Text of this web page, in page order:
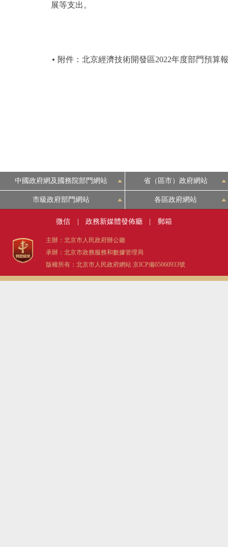
展等支出。
附件：北京經濟技術開發區2022年度部門預算
中國政府網及國務院部門網站 省（區市）政府網站
市級政府部門網站 各區政府網站
微信 政務新媒體發佈廳 郵箱
主辦：北京市人民政府辦公廳
承辦：北京市政務服務和數據管理局
版權所有：北京市人民政府網站 京ICP備05060933號